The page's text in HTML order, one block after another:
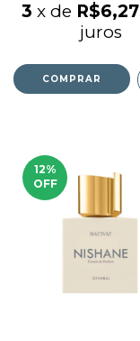
3 x de R$6,27
juros
COMPRAR
12%
OFF